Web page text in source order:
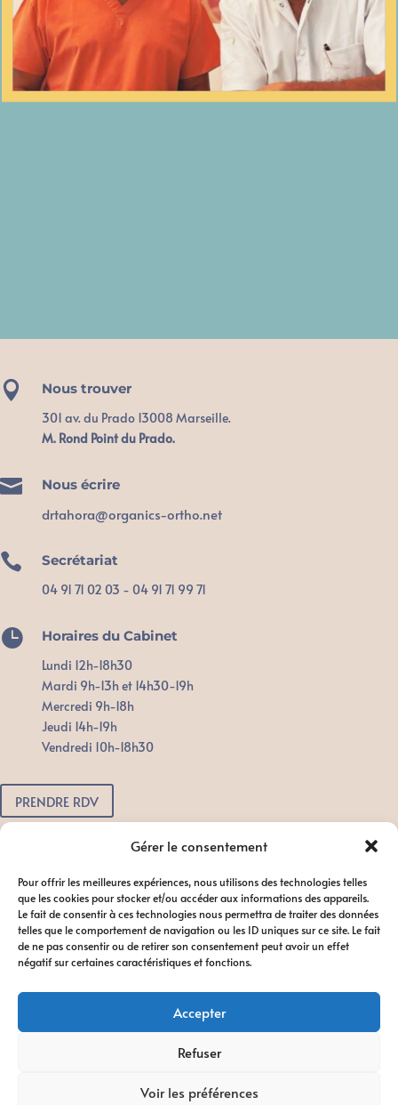
Gérer le consentement
Pour offrir les meilleures expériences, nous utilisons des technologies telles
que les cookies pour stocker et/ou accéder aux informations des appareils.
Le fait de consentir à ces technologies nous permettra de traiter des données
telles que le comportement de navigation ou les ID uniques sur ce site. Le fait
de ne pas consentir ou de retirer son consentement peut avoir un effet
négatif sur certaines caractéristiques et fonctions.
Accepter
Refuser
Voir les préférences

Nous trouver
301 av. du Prado 13008 Marseille.
M. Rond Point du Prado.
 Nous écrire
drtahora@organics-ortho.net

Secrétariat
04 91 71 02 03 - 04 91 71 99 71

Horaires du Cabinet
Lundi 12h-18h30
Mardi 9h-13h et 14h30-19h
Mercredi 9h-18h
Jeudi 14h-19h
Vendredi 10h-18h30
PRENDRE RDV
Pour toute urgence, n'attendez pas.
afin de favoriser le bon déroulement
du traitement.
Suresmile®Advanced
©2024 TOUS DROITS RÉSERVÉS ORTHO ORGANICS / Mentions Légales